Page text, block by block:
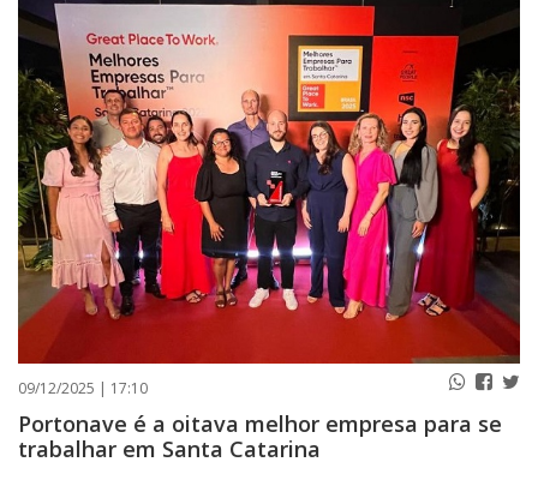
PUBLICAÇÕES LEGAIS
CONTATO
09/12/2025 | 17:10
Portonave é a oitava melhor empresa para se
trabalhar em Santa Catarina